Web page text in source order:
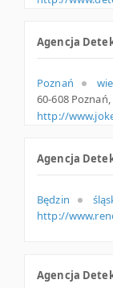
Agencja
Poznań
http://
Będzin
http://
Agencja